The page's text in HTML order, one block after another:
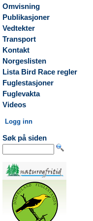
Omvisning
Publikasjoner
Vedtekter
Transport
Kontakt
Norgeslisten
Lista Bird Race regler
Fuglestasjoner
Fuglevakta
Videos
Logg inn
Søk på siden